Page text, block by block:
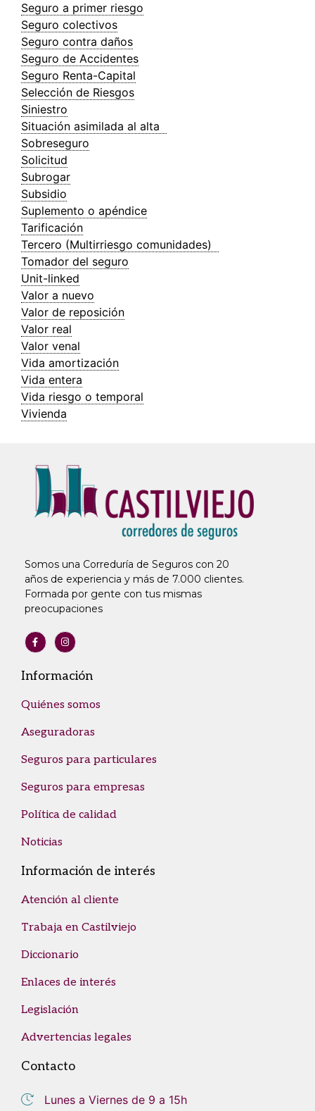
Seguro a primer riesgo
Seguro colectivos
Seguro contra daños
Seguro de Accidentes
Seguro Renta-Capital
Selección de Riesgos
Siniestro
Situación asimilada al alta
Sobreseguro
Solicitud
Subrogar
Subsidio
Suplemento o apéndice
Tarificación
Tercero (Multirriesgo comunidades)
Tomador del seguro
Unit-linked
Valor a nuevo
Valor de reposición
Valor real
Valor venal
Vida amortización
Vida entera
Vida riesgo o temporal
Vivienda
Somos una Correduría de Seguros con 20
años de experiencia y más de 7.000 clientes.
Formada por gente con tus mismas
preocupaciones
Información
Quiénes somos
Aseguradoras
Seguros para particulares
Seguros para empresas
Política de calidad
Noticias
Información de interés
Atención al cliente
Trabaja en Castilviejo
Diccionario
Enlaces de interés
Legislación
Advertencias legales
Contacto
Lunes a Viernes de 9 a 15h